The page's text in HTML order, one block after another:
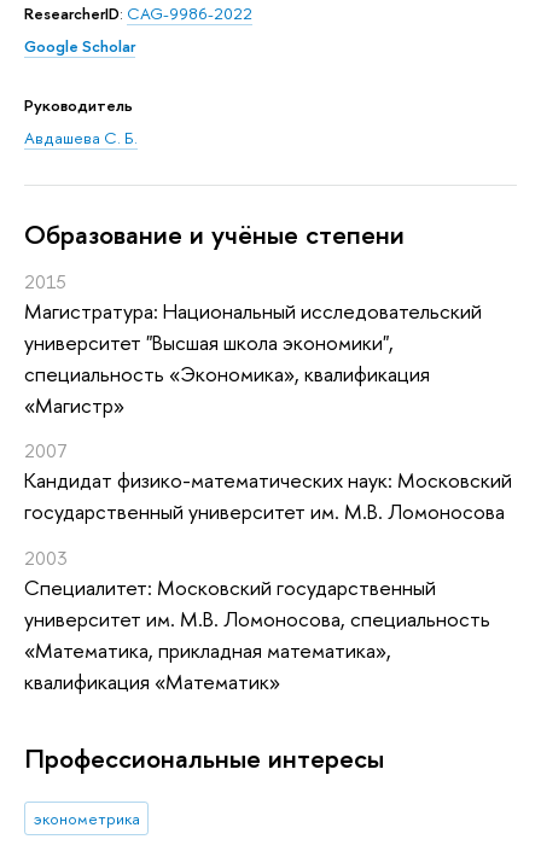
ResearcherID: CAG-9986-2022
Google Scholar
Руководитель
Авдашева С. Б.
Oбразование и учёные степени
2015
Магистратура: Национальный исследовательский
университет "Высшая школа экономики",
специальность «Экономика», квалификация
«Магистр»
2007
Кандидат физико-математических наук: Московский
государственный университет им. М.В. Ломоносова
2003
Специалитет: Московский государственный
университет им. М.В. Ломоносова, специальность
«Математика, прикладная математика»,
квалификация «Математик»
Профессиональные интересы
эконометрика